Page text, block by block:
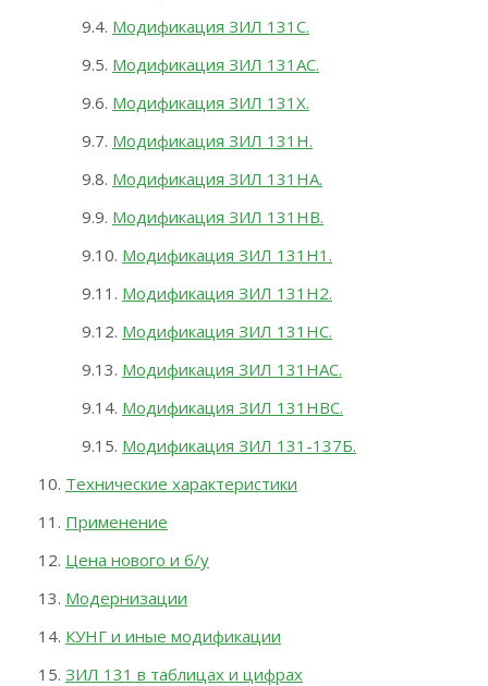
Модификация ЗИЛ 131С.
Модификация ЗИЛ 131АС.
Модификация ЗИЛ 131Х.
Модификация ЗИЛ 131Н.
Модификация ЗИЛ 131НА.
Модификация ЗИЛ 131НВ.
Модификация ЗИЛ 131Н1.
Модификация ЗИЛ 131Н2.
Модификация ЗИЛ 131НС.
Модификация ЗИЛ 131НАС.
Модификация ЗИЛ 131НВС.
Модификация ЗИЛ 131-137Б.
Технические характеристики
Применение
Цена нового и б/у
Модернизации
КУНГ и иные модификации
ЗИЛ 131 в таблицах и цифрах